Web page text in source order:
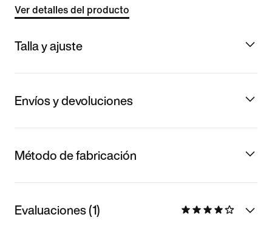
Ver detalles del producto
Talla y ajuste
Envíos y devoluciones
Método de fabricación
Evaluaciones (1)